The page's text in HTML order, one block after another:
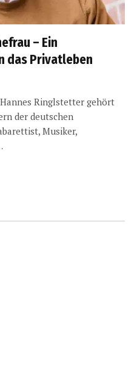
– Ein
das Privatleben
Ringlstetter gehört
der deutschen
Musiker,